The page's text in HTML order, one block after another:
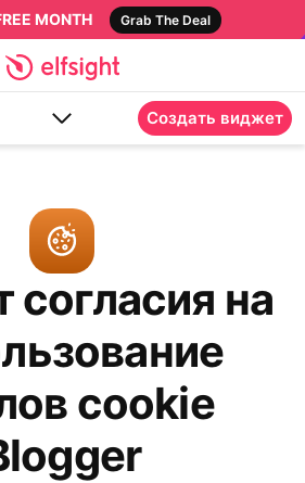
MONTH Grab The Deal
Создать виджет
на
cookie